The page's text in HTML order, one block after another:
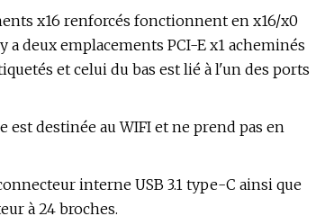
x16 renforcés fonctionnent en x16/x0
a deux emplacements PCI-E x1 acheminés
et celui du bas est lié à l'un des ports
est destinée au WIFI et ne prend pas en
interne USB 3.1 type-C ainsi que
à 24 broches.